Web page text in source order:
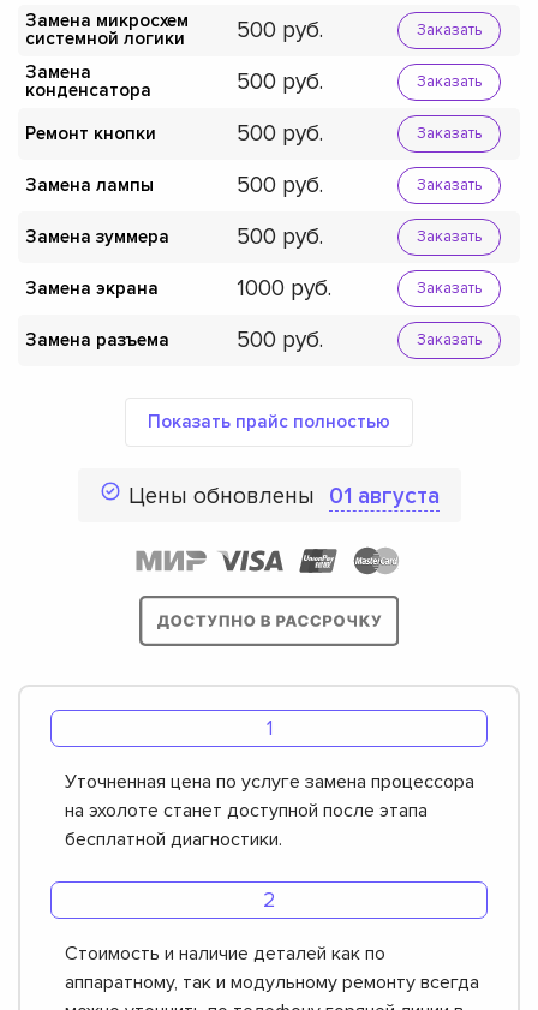
Замена микросхем
системной логики
500 Заказать
Замена
конденсатора
500 Заказать
Ремонт кнопки 500 Заказать
Замена лампы 500 Заказать
Замена зуммера 500 Заказать
Замена экрана 1000 Заказать
Замена разъема 500 Заказать
Показать прайс полностью
Цены обновлены 01 августа
Уточненная цена по услуге замена процессора
на эхолоте станет доступной после этапа
бесплатной диагностики.
Стоимость и наличие деталей как по
аппаратному, так и модульному ремонту всегда